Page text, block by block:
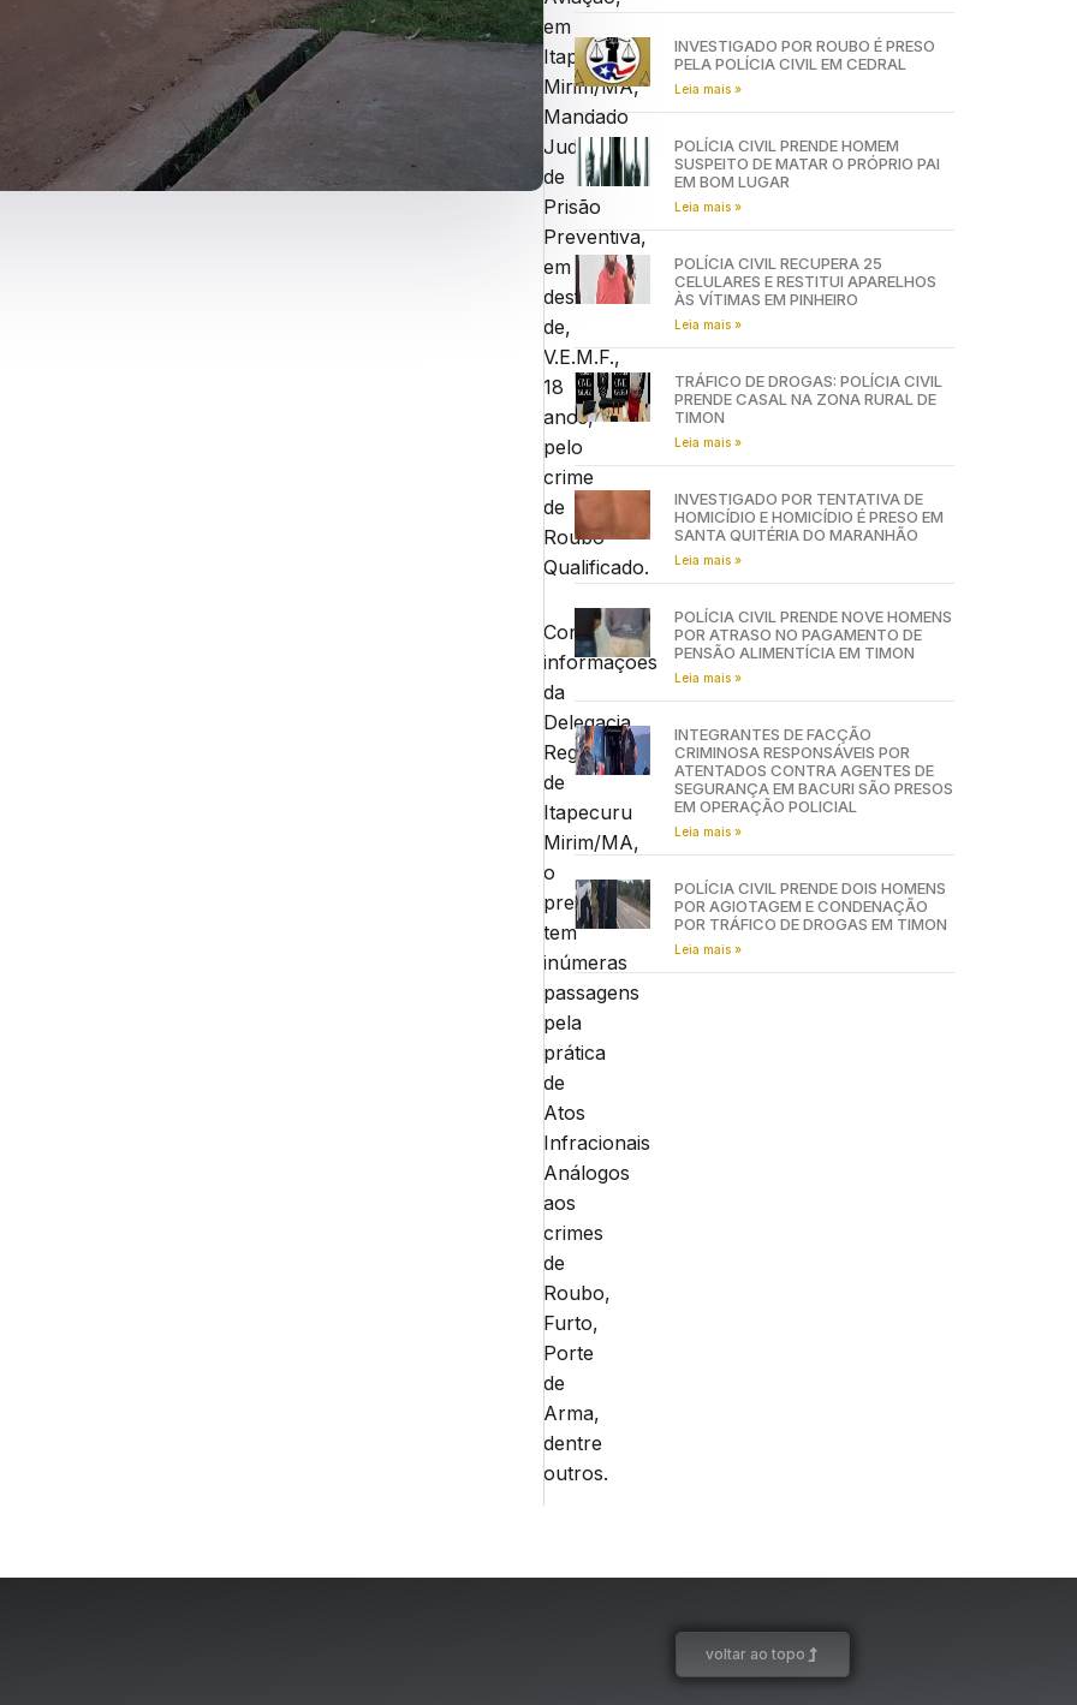
em
Itapecuru
Mirim/MA,
Mandado
Judicial
de
Prisão
Preventiva,
em
desfavor
de,
V.E.M.F.,
18
anos,
pelo
crime
de
Roubo
Qualificado.
Conforme
informações
da
Delegacia
Regional
de
Itapecuru
Mirim/MA,
o
preso
tem
inúmeras
passagens
pela
prática
de
Atos
Infracionais
Análogos
aos
crimes
de
Roubo,
Furto,
Porte
de
Arma,
dentre
outros.
INVESTIGADO POR ROUBO É PRESO
PELA POLÍCIA CIVIL EM CEDRAL
Leia mais »
POLÍCIA CIVIL PRENDE HOMEM
SUSPEITO DE MATAR O PRÓPRIO PAI
EM BOM LUGAR
Leia mais »
POLÍCIA CIVIL RECUPERA 25
CELULARES E RESTITUI APARELHOS
ÀS VÍTIMAS EM PINHEIRO
Leia mais »
TRÁFICO DE DROGAS: POLÍCIA CIVIL
PRENDE CASAL NA ZONA RURAL DE
TIMON
Leia mais »
INVESTIGADO POR TENTATIVA DE
HOMICÍDIO E HOMICÍDIO É PRESO EM
SANTA QUITÉRIA DO MARANHÃO
Leia mais »
POLÍCIA CIVIL PRENDE NOVE HOMENS
POR ATRASO NO PAGAMENTO DE
PENSÃO ALIMENTÍCIA EM TIMON
Leia mais »
INTEGRANTES DE FACÇÃO
CRIMINOSA RESPONSÁVEIS POR
ATENTADOS CONTRA AGENTES DE
SEGURANÇA EM BACURI SÃO PRESOS
EM OPERAÇÃO POLICIAL
Leia mais »
POLÍCIA CIVIL PRENDE DOIS HOMENS
POR AGIOTAGEM E CONDENAÇÃO
POR TRÁFICO DE DROGAS EM TIMON
Leia mais »
voltar ao topo